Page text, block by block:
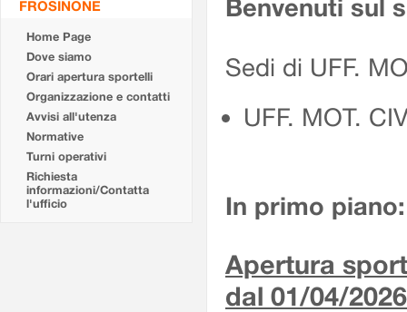
FROSINONE
Home Page
Dove siamo
Orari apertura sportelli
Organizzazione e contatti
Avvisi all'utenza
Normative
Turni operativi
Richiesta
informazioni/Contatta
l'ufficio
Benvenuti sul
Sedi di UFF.
UFF. MOT.
In primo piano:
Apertura
dal 01/04/2026